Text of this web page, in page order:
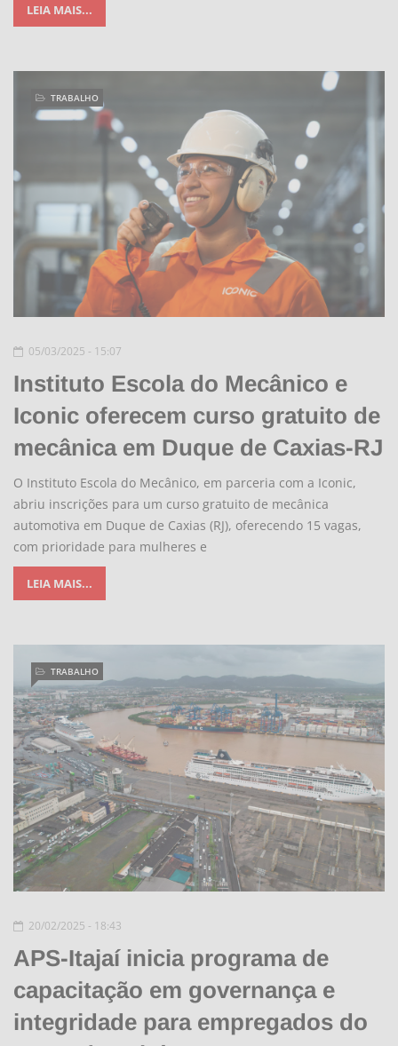
LEIA MAIS...
TRABALHO
05/03/2025 - 15:07
Instituto Escola do Mecânico e
Iconic oferecem curso gratuito de
mecânica em Duque de Caxias-RJ
O Instituto Escola do Mecânico, em parceria com a Iconic,
abriu inscrições para um curso gratuito de mecânica
automotiva em Duque de Caxias (RJ), oferecendo 15 vagas,
com prioridade para mulheres e
LEIA MAIS...
TRABALHO
20/02/2025 - 18:43
APS-Itajaí inicia programa de
capacitação em governança e
integridade para empregados do